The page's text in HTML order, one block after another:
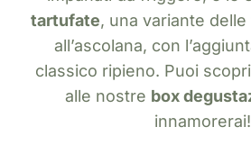
tartufate, una variante
all’ascolana, con
classico ripieno. Puoi
alle nostre box
innamorerai!